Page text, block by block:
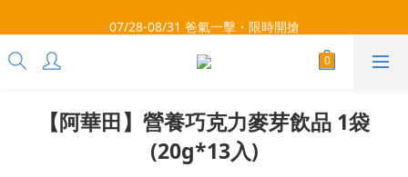
每月9號會員日，消費點數3倍送！把握機會，趕緊下單！
07/28-08/31 爸氣一擊・限時開搶
每月9號會員日，消費點數3倍送！把握機會，趕緊下單！
【阿華田】營養巧克力麥芽飲品 1袋
(20g*13入)